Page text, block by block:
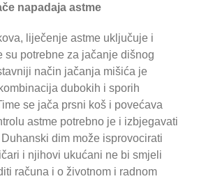
napadaja astme
liječenje astme uključuje i
su potrebne za jačanje dišnog
način jačanja mišića je
dubokih i sporih
se jača prsni koš i povećava
astme potrebno je i izbjegavati
dim može isprovocirati
i njihovi ukućani ne bi smjeli
računa i o životnom i radnom